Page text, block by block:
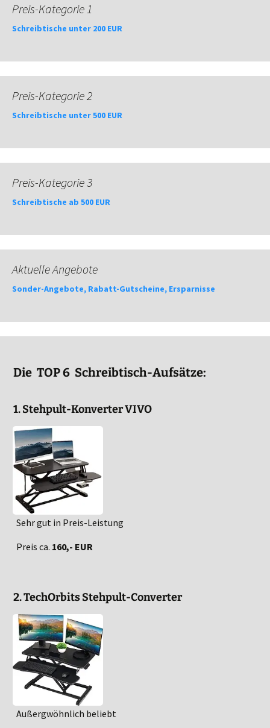
Preis-Kategorie 1
Schreibtische unter 200 EUR
Preis-Kategorie 2
Schreibtische unter 500 EUR
Preis-Kategorie 3
Schreibtische ab 500 EUR
Aktuelle Angebote
Sonder-Angebote, Rabatt-Gutscheine, Ersparnisse
Die TOP 6 Schreibtisch-Aufsätze:
1. Stehpult-Konverter VIVO
Sehr gut in Preis-Leistung
Preis ca. 160,- EUR
2. TechOrbits Stehpult-Converter
Außergwöhnlich beliebt